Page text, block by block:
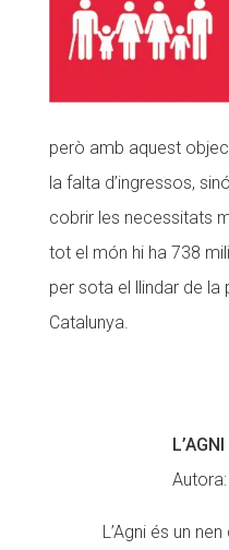
però amb aquest
la falta d’ingressos,
cobrir les necessitats
tot el món hi ha 738
per sota el llindar de
Catalunya.
L’Agni és un